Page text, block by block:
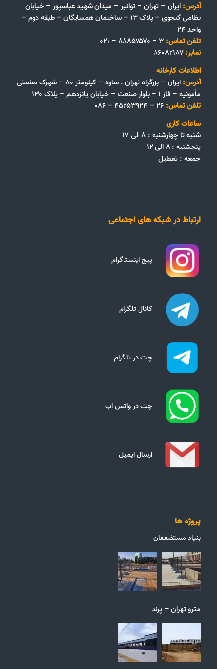
آدرس: ایران – تهران – توانیر – میدان شهید عباسپور – خیابان
نظامی گنجوی – پلاک ۱۳ – ساختمان همسایگان – طبقه دوم –
واحد ۲۴
تلفن تماس:
نمابر:
اطلاعات کارخانه
آدرس:
ایران – بزرگراه تهران . ساوه – کیلومتر ۸۰ – شهرک صنعتی
مأمونیه – فاز ۱ – بلوار صنعت – خیابان پانزدهم – پلاک ۱۳۰
تلفن تماس:
ساعات کاری
شنبه تا چهارشنبه : ۸ الی ۱۷
پنجشنبه : ۸ الی ۱۲
جمعه‌ :‌ تعطیل
ارتباط در شبکه های اجتماعی
پیج اینستاگرام
کانال تلگرام
چت در تلگرام
چت در واتس اپ
ارسال ایمیل
پروژه ها
بنیاد مستضعفان
مترو تهران – پرند